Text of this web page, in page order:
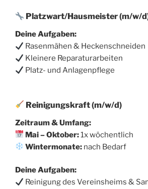
Platzwart/Hausmeister (m/w/
Deine Aufgaben:
Rasenmähen & Heckenschneiden
Kleinere Reparaturarbeiten
Platz- und Anlagenpflege
Reinigungskraft (m/w/d)
Zeitraum & Umfang:
Mai – Oktober:1x wöchentlich
Wintermonate: nach Bedarf
Deine Aufgaben:
Reinigung des Vereinsheims &